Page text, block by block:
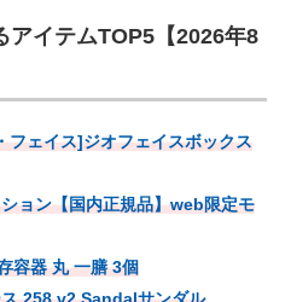
アイテムTOP5【2026年8
フェイス]ジオフェイスボックス
ョン【国内正規品】web限定モ
容器 丸 一膳 3個